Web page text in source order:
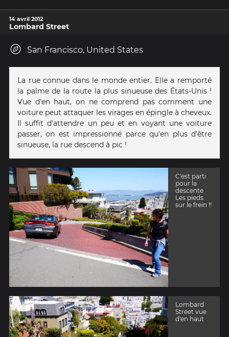
14 avril 2012
Lombard Street
San Francisco, United States
La rue connue dans le monde entier. Elle a remporté
la palme de la route la plus sinueuse des États-Unis !
Vue d'en haut, on ne comprend pas comment une
voiture peut attaquer les virages en épingle à cheveux.
Il suffit d'attendre un peu et en voyant une voiture
passer, on est impressionné parce qu'en plus d'être
sinueuse, la rue descend à pic !
C'est parti
pour la
descente
Les pieds
sur le frein !!
Lombard
Street vue
d'en haut